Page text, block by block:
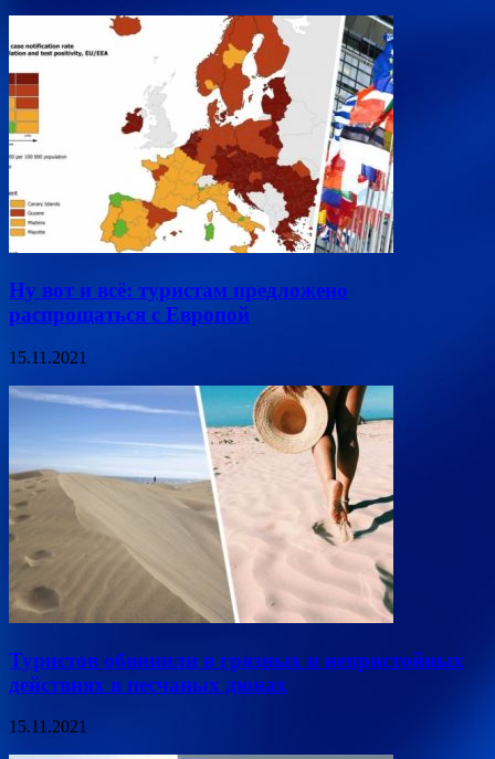
Ну вот и всё: туристам предложено
распрощаться с Европой
15.11.2021
Туристов обвинили в грязных и непристойных
действиях в песчаных дюнах
15.11.2021